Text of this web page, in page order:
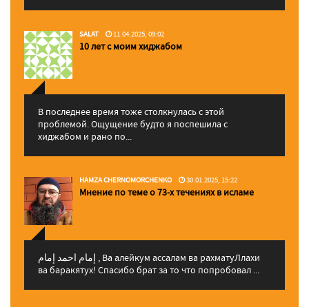
SALAT 11.04.2025, 09:02
10 лет с моим хиджабом
В последнее время тоже столкнулась с этой
проблемой. Ощущение будто я поспешила с
хиджабом и рано по...
HAMZA CHERNOMORCHENKO 30.01.2025, 15:22
Мнение по теме о 73-х течениях в исламе
إمام احمد إمام , Ва алейкум ассалам ва рахматуЛлахи
ва баракятух! Спасибо брат за то что попробовал ...